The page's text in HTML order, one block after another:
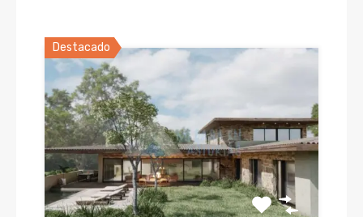
Destacado